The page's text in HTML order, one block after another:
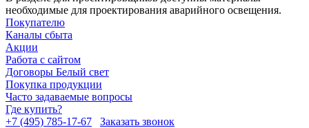
необходимые для проектирования аварийного освещения.
Покупателю
Каналы сбыта
Акции
Работа с сайтом
Договоры Белый свет
Покупка продукции
Часто задаваемые вопросы
Где купить?
+7 (495) 785-17-67
Заказать звонок